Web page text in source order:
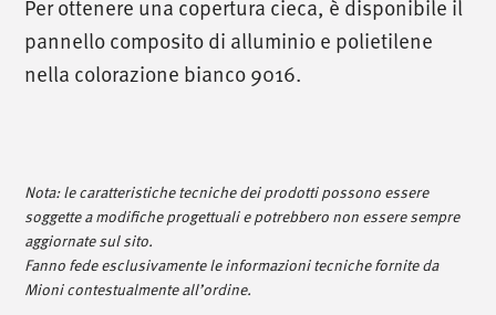
Per ottenere una copertura cieca, è disponibile il
pannello composito di alluminio e polietilene
nella colorazione bianco 9016.
Nota: le caratteristiche tecniche dei prodotti possono essere
soggette a modifiche progettuali e potrebbero non essere sempre
aggiornate sul sito.
Fanno fede esclusivamente le informazioni tecniche fornite da
Mioni contestualmente all’ordine.
/chiamaci /
T. +39 0445 314164
Via Luigi Pettinà, 30